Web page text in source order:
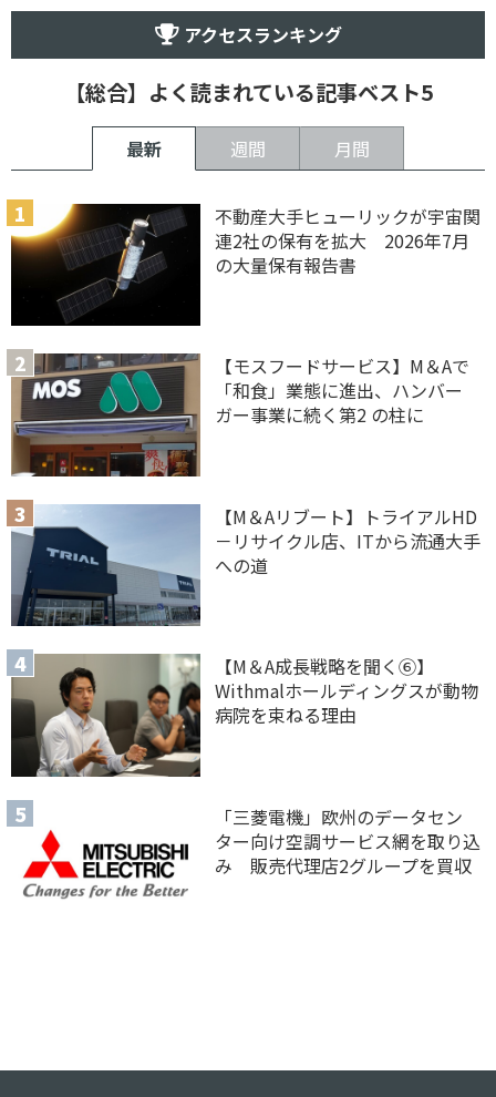
アクセスランキング
【総合】よく読まれている記事ベスト5
最新 週間 月間
不動産大手ヒューリックが宇宙関
連2社の保有を拡大 2026年7月
の大量保有報告書
【モスフードサービス】M＆Aで
「和食」業態に進出、ハンバー
ガー事業に続く第2 の柱に
【M＆Aリブート】トライアルHD
－リサイクル店、ITから流通大手
への道
【M＆A 成長戦略を聞く⑥】
Withmalホールディングスが動物
病院を束ねる理由
「三菱電機」欧州のデータセン
ター向け空調サービス網を取り込
み 販売代理店2グループを買収